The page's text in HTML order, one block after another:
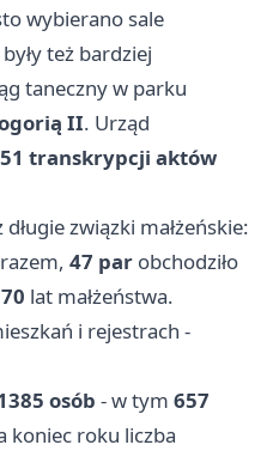
wybierano sale
też bardziej
taneczny w parku
II. Urząd
51 transkrypcji aktów
związki małżeńskie:
47 par obchodziło
70 lat małżeństwa.
i rejestrach -
osób - w tym 657
koniec roku liczba